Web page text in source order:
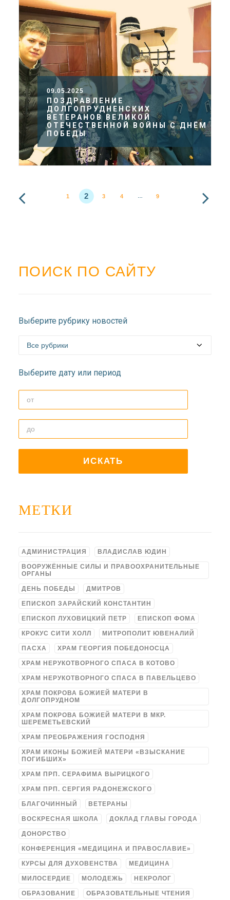
09.05.2025
ПОЗДРАВЛЕНИЕ
ДОЛГОПРУДНЕНСКИХ
ВЕТЕРАНОВ ВЕЛИКОЙ
ОТЕЧЕСТВЕННОЙ ВОЙНЫ С ДНЁМ
ПОБЕДЫ
1 2 3 4 … 9
ПОИСК ПО САЙТУ
Выберите рубрику новостей
Выберите дату или период
МЕТКИ
АДМИНИСТРАЦИЯ ВЛАДИСЛАВ ЮДИН
ВООРУЖЁННЫЕ СИЛЫ И ПРАВООХРАНИТЕЛЬНЫЕ
ОРГАНЫ
ДЕНЬ ПОБЕДЫ ДМИТРОВ
ЕПИСКОП ЗАРАЙСКИЙ КОНСТАНТИН
ЕПИСКОП ЛУХОВИЦКИЙ ПЕТР ЕПИСКОП ФОМА
КРОКУС СИТИ ХОЛЛ МИТРОПОЛИТ ЮВЕНАЛИЙ
ПАСХА ХРАМ ГЕОРГИЯ ПОБЕДОНОСЦА
ХРАМ НЕРУКОТВОРНОГО СПАСА В КОТОВО
ХРАМ НЕРУКОТВОРНОГО СПАСА В ПАВЕЛЬЦЕВО
ХРАМ ПОКРОВА БОЖИЕЙ МАТЕРИ В
ДОЛГОПРУДНОМ
ХРАМ ПОКРОВА БОЖИЕЙ МАТЕРИ В МКР.
ШЕРЕМЕТЬЕВСКИЙ
ХРАМ ПРЕОБРАЖЕНИЯ ГОСПОДНЯ
ХРАМ ИКОНЫ БОЖИЕЙ МАТЕРИ «ВЗЫСКАНИЕ
ПОГИБШИХ»
ХРАМ ПРП. СЕРАФИМА ВЫРИЦКОГО
ХРАМ ПРП. СЕРГИЯ РАДОНЕЖСКОГО
БЛАГОЧИННЫЙ ВЕТЕРАНЫ
ВОСКРЕСНАЯ ШКОЛА ДОКЛАД ГЛАВЫ ГОРОДА
ДОНОРСТВО
КОНФЕРЕНЦИЯ «МЕДИЦИНА И ПРАВОСЛАВИЕ»
КУРСЫ ДЛЯ ДУХОВЕНСТВА МЕДИЦИНА
МИЛОСЕРДИЕ МОЛОДЕЖЬ НЕКРОЛОГ
ОБРАЗОВАНИЕ ОБРАЗОВАТЕЛЬНЫЕ ЧТЕНИЯ